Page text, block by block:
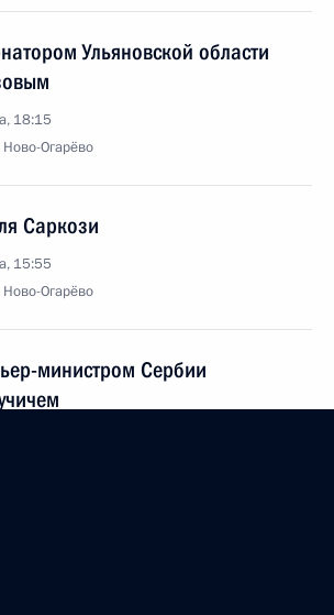
Ульяновской области
18:15
Ново-Огарёво
Саркози
15:55
Ново-Огарёво
министром Сербии